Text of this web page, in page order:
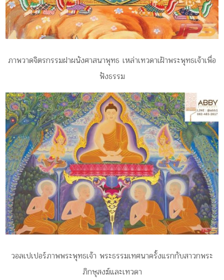
ภาพวาดจิตรกรรมฝาผนังศาสนาพุทธ เหล่าเทวดาเฝ้าพระพุทธเจ้าเพื่อ
ฟังธรรม
วอลเปเปอร์ภาพพระพุทธเจ้า พระธรรมเทศนาครั้งแรกกับสาวกพระ
ภิกษุสงฆ์และเทวดา